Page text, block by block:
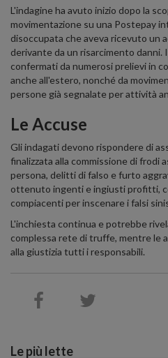
L'indagine ha avuto inizio dopo la
movimentazione su una Postepay
disoccupata che aveva ricevuto un
derivante da un risarcimento
confermati da numerosi prelievi in
anche all'estero, nonché da
persone già segnalate per attività
Le Accuse
Gli indagati devono rispondere di
finalizzata alla commissione di frodi
persona, delitti di falso e furto
ottenuto ingenti e ingiusti profitti,
compiacenti per inscenare i falsi
L'inchiesta continua e potrebbe
complessa rete di truffe, mentre le
alla giustizia tutti i responsabili.
Le più lette